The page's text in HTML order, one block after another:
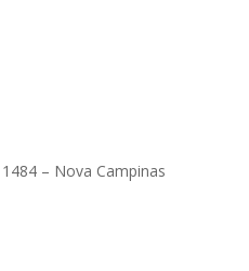
– Nova Campinas